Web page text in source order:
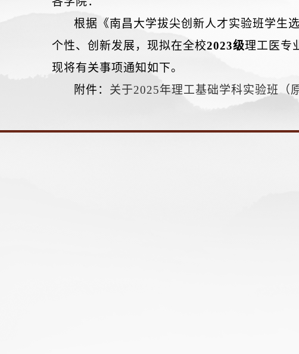
根据《南昌大学拔尖创新人才实验班学生
个性、创新发展，现拟在全校2023级理工医专
现将有关事项通知如下。
附件： 关于2025年理工基础学科实验班（